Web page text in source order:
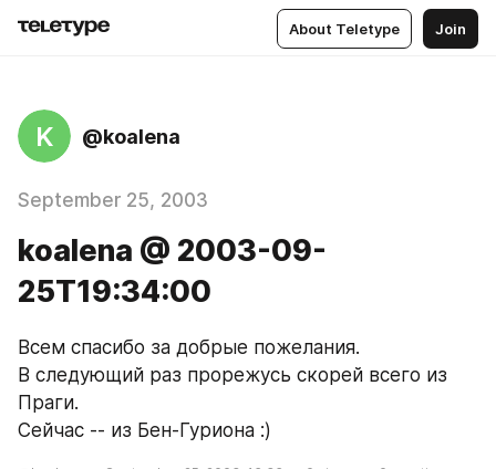
About Teletype Join
K @koalena
September 25, 2003
koalena @ 2003-09-
25T19:34:00
Всем спасибо за добрые пожелания.
В следующий раз прорежусь скорей всего из
Праги.
Сейчас -- из Бен-Гуриона :)